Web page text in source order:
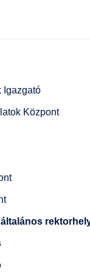
Igazgató
Központ